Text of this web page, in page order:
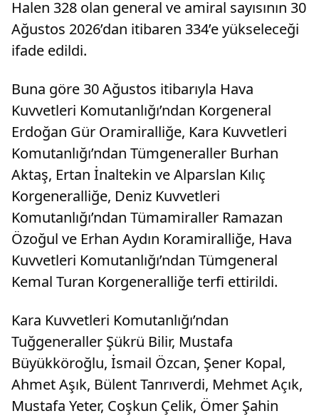
Halen 328 olan general ve amiral sayısının 30
Ağustos 2026’dan itibaren 334’e yükseleceği
ifade edildi.
Buna göre 30 Ağustos itibarıyla Hava
Kuvvetleri Komutanlığı’ndan Korgeneral
Erdoğan Gür Oramiralliğe, Kara Kuvvetleri
Komutanlığı’ndan Tümgeneraller Burhan
Aktaş, Ertan İnaltekin ve Alparslan Kılıç
Korgeneralliğe, Deniz Kuvvetleri
Komutanlığı’ndan Tümamiraller Ramazan
Özoğul ve Erhan Aydın Koramiralliğe, Hava
Kuvvetleri Komutanlığı’ndan Tümgeneral
Kemal Turan Korgeneralliğe terfi ettirildi.
Kara Kuvvetleri Komutanlığı’ndan
Tuğgeneraller Şükrü Bilir, Mustafa
Büyükköroğlu, İsmail Özcan, Şener Kopal,
Ahmet Aşık, Bülent Tanrıverdi, Mehmet Açık,
Mustafa Yeter, Coşkun Çelik, Ömer Şahin